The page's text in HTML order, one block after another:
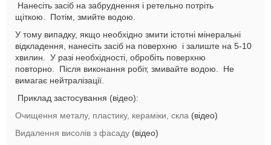
Нанесіть засіб на забруднення і ретельно потріть
щіткою. Потім, змийте водою.
У тому випадку, якщо необхідно змити істотні мінеральні
відкладення, нанесіть засіб на поверхню і залиште на 5-10
хвилин. У разі необхідності, обробіть поверхню
повторно. Після виконання робіт, змивайте водою. Не
вимагає нейтралізації.
Приклад застосування (відео):
Очищення металу, пластику, кераміки, скла (відео)
Видалення висолів з фасаду (відео)